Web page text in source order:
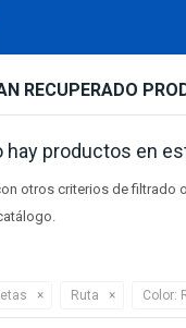
RECUPERADO
hay productos en
otros criterios de filtrado
Ruta Color: